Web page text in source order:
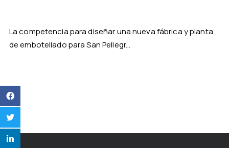
La competencia para diseñar una nueva fábrica y planta
de embotellado para San Pellegr...